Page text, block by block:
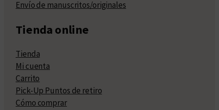
Envío de manuscritos/originales
Tienda online
Tienda
Mi cuenta
Carrito
Pick-Up Puntos de retiro
Cómo comprar